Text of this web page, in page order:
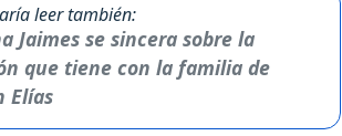
leer también:
Jaimes se sincera sobre la
que tiene con la familia de
Elías